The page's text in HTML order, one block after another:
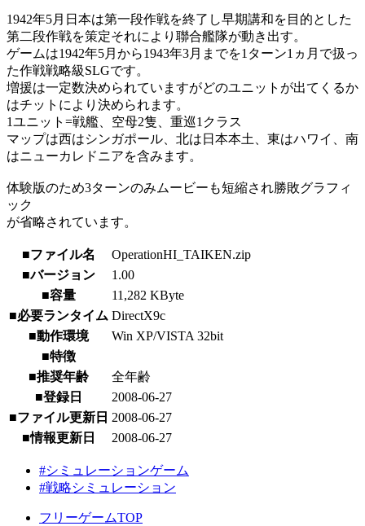
1942年5月日本は第一段作戦を終了し早期講和を目的とした
第二段作戦を策定それにより聯合艦隊が動き出す。
ゲームは1942年5月から1943年3月までを1ターン1ヵ月で扱っ
た作戦戦略級SLGです。
増援は一定数決められていますがどのユニットが出てくるか
はチットにより決められます。
1ユニット=戦艦、空母2隻、重巡1クラス
マップは西はシンガポール、北は日本本土、東はハワイ、南
はニューカレドニアを含みます。
体験版のため3ターンのみムービーも短縮され勝敗グラフィ
ック
が省略されています。
■ファイル名
OperationHI_TAIKEN.zip
■バージョン
1.00
■容量
11,282 KByte
■必要ランタイム DirectX9c
■動作環境
Win XP/VISTA 32bit
■特徴
■推奨年齢
全年齢
■登録日
2008-06-27
■ファイル更新日 2008-06-27
■情報更新日
2008-06-27
#シミュレーションゲーム
#戦略シミュレーション
フリーゲームTOP